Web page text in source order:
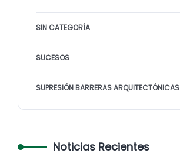
SIN CATEGORÍA
SUCESOS
SUPRESIÓN BARRERAS ARQUITECTÓNICAS
Noticias Recientes